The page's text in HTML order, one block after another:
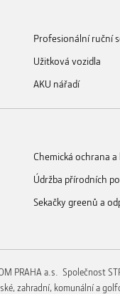
Profesionální ruční
Užitková vozidla
AKU nářadí
Chemická ochrana
Údržba přírodních
Sekačky greenů a
PRAHA a.s. Společnost
zahradní, komunální a